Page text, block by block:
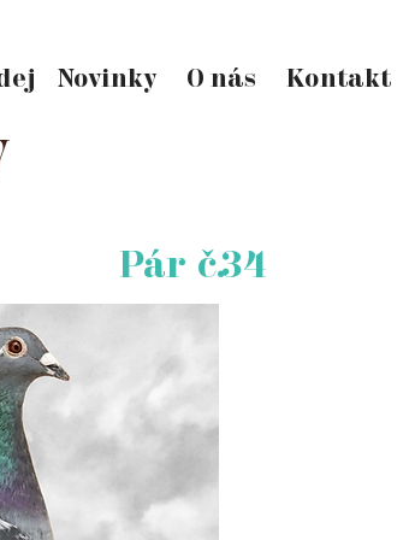
Novinky O nás Kontakt
Pár č.34